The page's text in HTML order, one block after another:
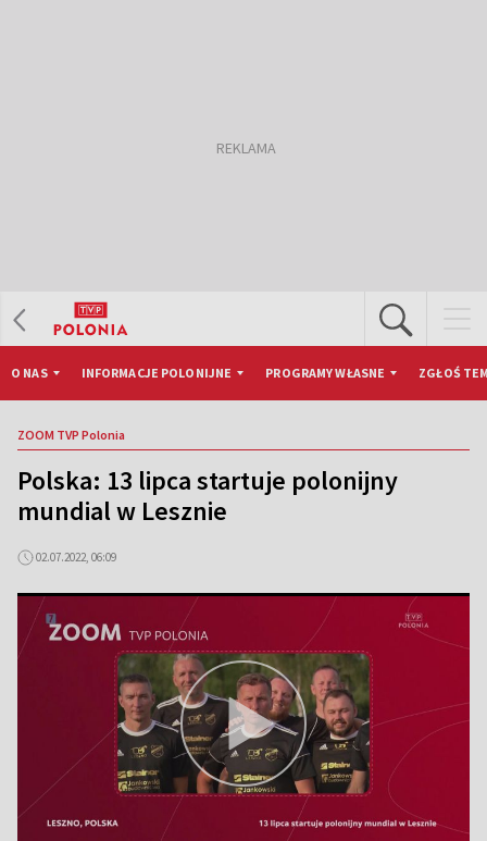
O NAS INFORMACJE POLONIJNE PROGRAMY WŁASNE ZGŁOŚ
ZOOM TVP Polonia
Polska: 13 lipca startuje polonijny
mundial w Lesznie
02.07.2022, 06:09